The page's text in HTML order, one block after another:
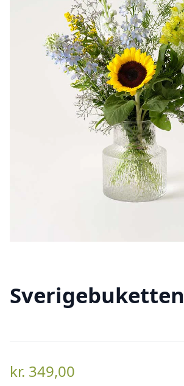
Sverigebuketten
kr. 349,00